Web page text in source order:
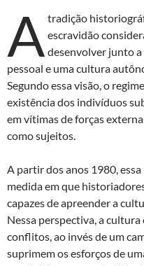
A tradição
escravidão
desenvolver junto
pessoal e uma cultura
Segundo essa visão, o
existência dos indivíduos
em vítimas de forças
como sujeitos.
A partir dos anos 1980,
medida em que
capazes de apreender a
Nessa perspectiva, a
conflitos, ao invés de um
suprimem os esforços de